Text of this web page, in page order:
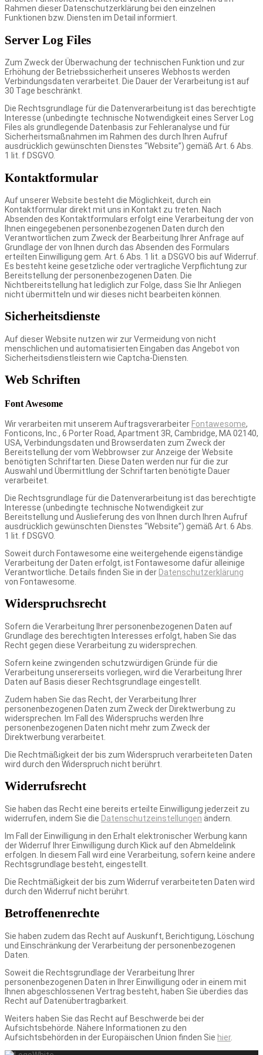
Rahmen dieser Datenschutzerklärung bei den einzelnen
Funktionen bzw. Diensten im Detail informiert.
Server Log Files
Zum Zweck der Überwachung der technischen Funktion und zur
Erhöhung der Betriebssicherheit unseres Webhosts werden
Verbindungsdaten verarbeitet. Die Dauer der Verarbeitung ist auf
30 Tage beschränkt.
Die Rechtsgrundlage für die Datenverarbeitung ist das berechtigte
Interesse (unbedingte technische Notwendigkeit eines Server Log
Files als grundlegende Datenbasis zur Fehleranalyse und für
Sicherheitsmaßnahmen im Rahmen des durch Ihren Aufruf
ausdrücklich gewünschten Dienstes “Website”) gemäß Art. 6 Abs.
1 lit. f DSGVO.
Kontaktformular
Auf unserer Website besteht die Möglichkeit, durch ein
Kontaktformular direkt mit uns in Kontakt zu treten. Nach
Absenden des Kontaktformulars erfolgt eine Verarbeitung der von
Ihnen eingegebenen personenbezogenen Daten durch den
Verantwortlichen zum Zweck der Bearbeitung Ihrer Anfrage auf
Grundlage der von Ihnen durch das Absenden des Formulars
erteilten Einwilligung gem. Art. 6 Abs. 1 lit. a DSGVO bis auf Widerruf.
Es besteht keine gesetzliche oder vertragliche Verpflichtung zur
Bereitstellung der personenbezogenen Daten. Die
Nichtbereitstellung hat lediglich zur Folge, dass Sie Ihr Anliegen
nicht übermitteln und wir dieses nicht bearbeiten können.
Sicherheitsdienste
Auf dieser Website nutzen wir zur Vermeidung von nicht
menschlichen und automatisierten Eingaben das Angebot von
Sicherheitsdienstleistern wie Captcha-Diensten.
Web Schriften
Font Awesome
Wir verarbeiten mit unserem Auftragsverarbeiter Fontawesome,
Fonticons, Inc., 6 Porter Road, Apartment 3R, Cambridge, MA 02140,
USA, Verbindungsdaten und Browserdaten zum Zweck der
Bereitstellung der vom Webbrowser zur Anzeige der Website
benötigten Schriftarten. Diese Daten werden nur für die zur
Auswahl und Übermittlung der Schriftarten benötigte Dauer
verarbeitet.
Die Rechtsgrundlage für die Datenverarbeitung ist das berechtigte
Interesse (unbedingte technische Notwendigkeit zur
Bereitstellung und Auslieferung des von Ihnen durch Ihren Aufruf
ausdrücklich gewünschten Dienstes “Website”) gemäß Art. 6 Abs.
1 lit. f DSGVO.
Soweit durch Fontawesome eine weitergehende eigenständige
Verarbeitung der Daten erfolgt, ist Fontawesome dafür alleinige
Verantwortliche. Details finden Sie in der Datenschutzerklärung
von Fontawesome.
Widerspruchsrecht
Sofern die Verarbeitung Ihrer personenbezogenen Daten auf
Grundlage des berechtigten Interesses erfolgt, haben Sie das
Recht gegen diese Verarbeitung zu widersprechen.
Sofern keine zwingenden schutzwürdigen Gründe für die
Verarbeitung unsererseits vorliegen, wird die Verarbeitung Ihrer
Daten auf Basis dieser Rechtsgrundlage eingestellt.
Zudem haben Sie das Recht, der Verarbeitung Ihrer
personenbezogenen Daten zum Zweck der Direktwerbung zu
widersprechen. Im Fall des Widerspruchs werden Ihre
personenbezogenen Daten nicht mehr zum Zweck der
Direktwerbung verarbeitet.
Die Rechtmäßigkeit der bis zum Widerspruch verarbeiteten Daten
wird durch den Widerspruch nicht berührt.
Widerrufsrecht
Sie haben das Recht eine bereits erteilte Einwilligung jederzeit zu
widerrufen, indem Sie die Datenschutzeinstellungen ändern.
Im Fall der Einwilligung in den Erhalt elektronischer Werbung kann
der Widerruf Ihrer Einwilligung durch Klick auf den Abmeldelink
erfolgen. In diesem Fall wird eine Verarbeitung, sofern keine andere
Rechtsgrundlage besteht, eingestellt.
Die Rechtmäßigkeit der bis zum Widerruf verarbeiteten Daten wird
durch den Widerruf nicht berührt.
Betroffenenrechte
Sie haben zudem das Recht auf Auskunft, Berichtigung, Löschung
und Einschränkung der Verarbeitung der personenbezogenen
Daten.
Soweit die Rechtsgrundlage der Verarbeitung Ihrer
personenbezogenen Daten in Ihrer Einwilligung oder in einem mit
Ihnen abgeschlossenen Vertrag besteht, haben Sie überdies das
Recht auf Datenübertragbarkeit.
Weiters haben Sie das Recht auf Beschwerde bei der
Aufsichtsbehörde. Nähere Informationen zu den
Aufsichtsbehörden in der Europäischen Union finden Sie hier.